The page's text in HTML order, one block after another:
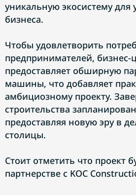
уникальную экосистему для
бизнеса.
Чтобы удовлетворить
предпринимателей, бизнес-
предоставляет обширную
машины, что добавляет
амбициозному проекту.
строительства
предоставляя новую эру в
столицы.
Стоит отметить что проект
партнерстве c KOC